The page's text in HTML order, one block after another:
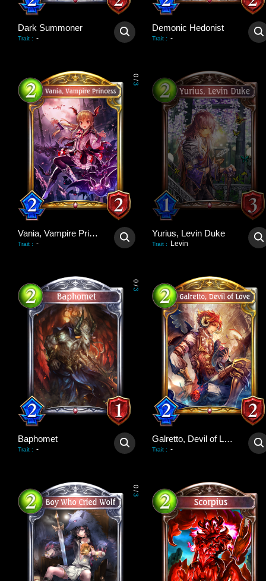
Dark Summoner
Trait : -
Demonic Hedonist
Trait : -
0
/
3
Vania, Vampire Princess
Trait : -
Yurius, Levin Duke
Trait : Levin
0
/
3
Baphomet
Trait : -
Galretto, Devil of Love
Trait : -
0
/
3